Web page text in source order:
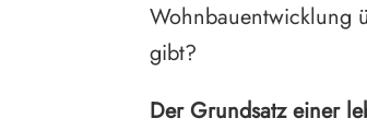
Wohnbauentwicklung
gibt?
Der Grundsatz einer